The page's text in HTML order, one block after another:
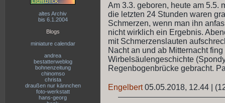
altes Archiv
bis 6.1.2004
Blogs
miniature calendar
andrea
bestatterweblog
bohnenzeitung
chinomso
christa
draußen nur kännchen
foto-werkstatt
hans-georg
Am 3.3. geboren, heute am 5.5.
die letzten 24 Stunden waren
Schmerzen, wenn man ihn
nicht wirklich ein Ergebnis.
mit Schmerzenslauten
Nacht an und ab Mitternacht
Wirbelsäulengeschichte
Regenbogenbrücke gebracht.
Engelbert 05.05.2018, 12.44